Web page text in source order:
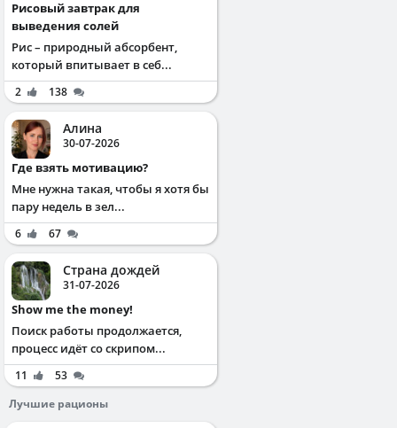
Рисовый завтрак для
выведения солей
Рис – природный абсорбент,
который впитывает в себ...
2 138
Алина
30-07-2026
Где взять мотивацию?
Мне нужна такая, чтобы я хотя бы
пару недель в зел...
6 67
Страна дождей
31-07-2026
Show me the money!
Поиск работы продолжается,
процесс идёт со скрипом...
11
53
Лучшие рационы